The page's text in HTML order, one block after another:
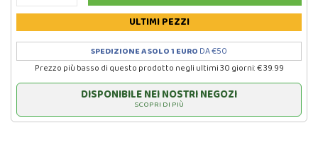
ULTIMI PEZZI
SPEDIZIONE A SOLO 1 EURO DA €50
Prezzo più basso di questo prodotto negli ultimi 30 giorni: € 39.99
DISPONIBILE NEI NOSTRI NEGOZI
SCOPRI DI PIÙ